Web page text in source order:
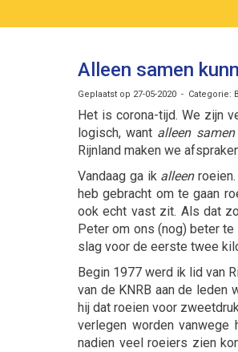
Alleen samen
Geplaatst op 27-05-2020 -
Het is corona-tijd. We zijn
logisch, want alleen samen
Rijnland maken we
Vandaag ga ik alleenroeien.
heb gebracht om te gaan
ook echt vast zit. Als dat
Peter om ons (nog) beter
slag voor de eerste twee
Begin 1977 werd ik lid van
van de KNRB aan de leden
hij dat roeien voor
verlegen worden
nadien veel roeiers zien